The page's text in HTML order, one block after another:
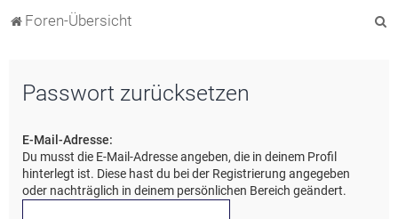
Foren-Übersicht
Passwort zurücksetzen
E-Mail-Adresse:
Du musst die E-Mail-Adresse angeben, die in deinem Profil
hinterlegt ist. Diese hast du bei der Registrierung angegeben
oder nachträglich in deinem persönlichen Bereich geändert.